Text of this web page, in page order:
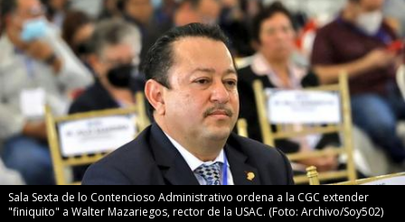
Sala Sexta de lo Contencioso Administrativo ordena a la CGC extender
"finiquito" a Walter Mazariegos, rector de la USAC. (Foto: Archivo/Soy502)